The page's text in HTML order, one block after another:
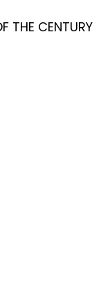
THE CENTURY